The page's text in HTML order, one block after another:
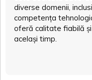
diverse domenii,
competența
oferă calitate fiabilă
același timp.